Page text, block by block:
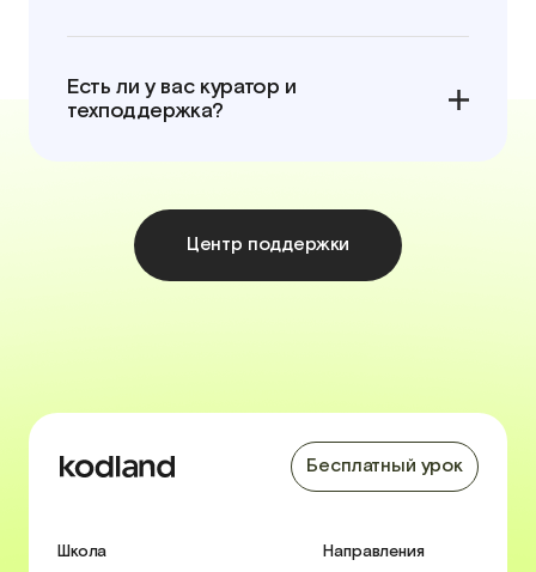
Есть ли у вас куратор и
техподдержка?
Центр поддержки
Бесплатный урок
Школа
Направления